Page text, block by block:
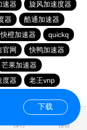
速器
旋风加速度器
器
酷通加速器
快橙加速器
quickq
官网
快鸭加速器
芒果加速器
度器
老王vnp
排行 推荐
下载
0.159397s